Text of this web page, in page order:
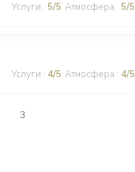
Услуги : 5/5 Атмосфера : 5/5
Услуги : 4/5 Атмосфера : 4/5
3